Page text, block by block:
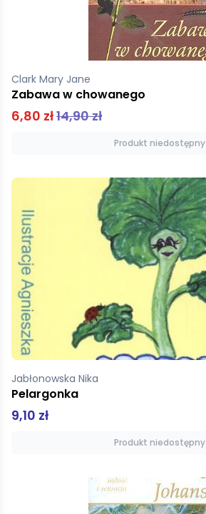
Clark Mary Jane
Zabawa w chowanego
6,80 zł14,90 zł
Produkt niedostępny
Jabłonowska Nika
Pelargonka
9,10 zł
Produkt niedostępny